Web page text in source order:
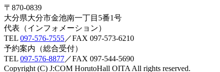
〒870-0839
大分県大分市金池南一丁目5番1号
代表（インフォメーション）
TEL 097-576-7555／FAX 097-573-6210
予約案内（総合受付）
TEL 097-576-8877／FAX 097-544-5690
Copyright (C) J:COM HorutoHall OITA All rights reserved.